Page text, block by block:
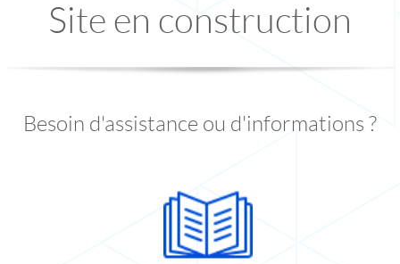
Site en construction
Besoin d'assistance ou d'informations ?